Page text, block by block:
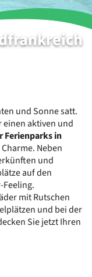
und Sonne satt.
aktiven und
Ferienparks in
Neben
und
auf den
mit Rutschen
und bei der
Sie jetzt Ihren